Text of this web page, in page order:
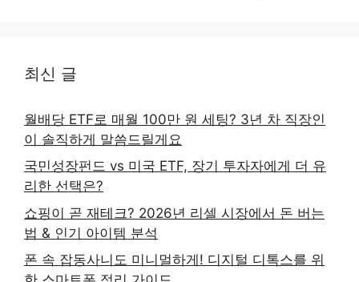
최신 글
월배당 ETF로 매월 100만 원 세팅? 3년 차 직장인
이 솔직하게 말씀드릴게요
국민성장펀드 vs 미국 ETF, 장기 투자자에게 더 유
리한 선택은?
쇼핑이 곧 재테크? 2026년 리셀 시장에서 돈 버는
법 & 인기 아이템 분석
폰 속 잡동사니도 미니멀하게! 디지털 디톡스를 위